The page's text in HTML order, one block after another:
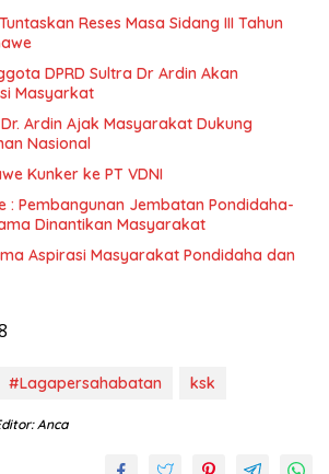
Reses Masa Sidang III Tahun
DPRD Sultra Dr Ardin Akan
Masyarkat
Ardin Ajak Masyarakat Dukung
Nasional
Kunker ke PT VDNI
: Pembangunan Jembatan Pondidaha-
Dinantikan Masyarakat
Aspirasi Masyarakat Pondidaha dan
#Lagapersahabatan ksk
Anca